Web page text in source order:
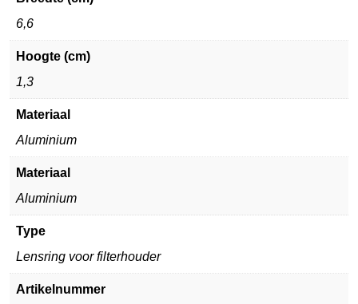
6,6
Hoogte (cm)
1,3
Materiaal
Aluminium
Materiaal
Aluminium
Type
Lensring voor filterhouder
Artikelnummer